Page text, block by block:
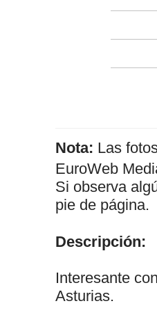
Nota: Las
EuroWeb
Si observa
pie de página.
Descripción:
Interesante
Asturias.